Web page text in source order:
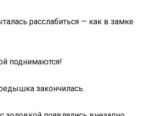
расслабиться — как в замке
поднимаются!
закончилась.